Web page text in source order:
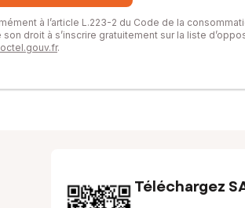
à l’article L.223-2 du Code de la
son droit à s’inscrire gratuitement sur la liste
.
Téléchargez